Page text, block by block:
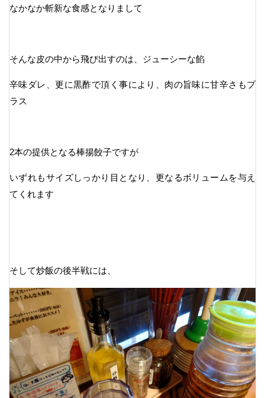
なかなか斬新な食感となりまして
そんな皮の中から飛び出すのは、ジューシーな餡
辛味ダレ、更に黒酢で頂く事により、肉の旨味に甘辛さもプ
ラス
2本の提供となる棒揚餃子ですが
いずれもサイズしっかり目となり、更なるボリュームを与え
てくれます
そして炒飯の後半戦には、